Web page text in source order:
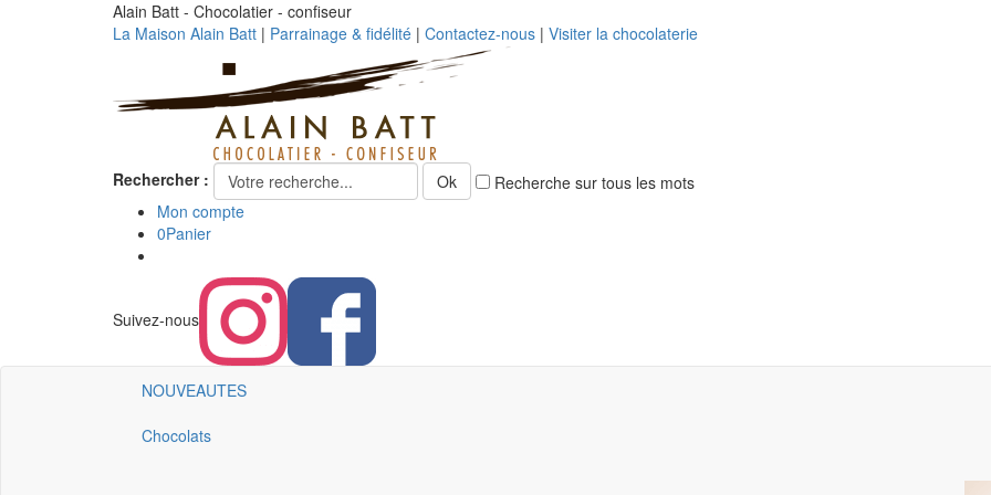
Alain Batt - Chocolatier - confiseur
La Maison Alain Batt | Parrainage & fidélité | Contactez-nous | Visiter la chocolaterie
Rechercher : Ok
Recherche sur tous les mots
Mon compte
0Panier
Suivez-nous
NOUVEAUTES
Chocolats